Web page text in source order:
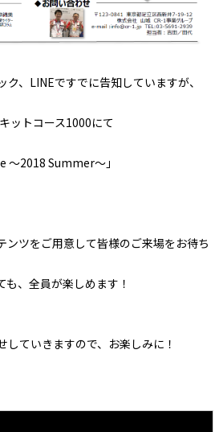
、LINEですでに告知していますが、
ットコース1000にて
～2018 Summer～」
ンツをご用意して皆様のご来場をお待ち
、全員が楽しめます！
ていきますので、お楽しみに！